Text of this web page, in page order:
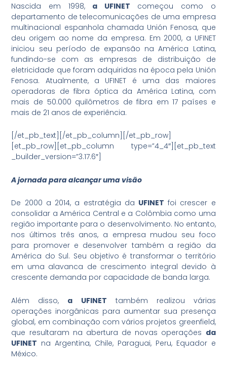
Nascida em 1998, a UFINET começou como o
departamento de telecomunicações de uma empresa
multinacional espanhola chamada Unión Fenosa, que
deu origem ao nome da empresa. Em 2000, a UFINET
iniciou seu período de expansão na América Latina,
fundindo-se com as empresas de distribuição de
eletricidade que foram adquiridas na época pela Unión
Fenosa. Atualmente, a UFINET é uma das maiores
operadoras de fibra óptica da América Latina, com
mais de 50.000 quilômetros de fibra em 17 países e
mais de 21 anos de experiência.
[/et_pb_text][/et_pb_column][/et_pb_row]
[et_pb_row][et_pb_column type=”4_4″][et_pb_text
_builder_version=”3.17.6″]
A jornada para alcançar uma visão
De 2000 a 2014, a estratégia da UFINET foi crescer e
consolidar a América Central e a Colômbia como uma
região importante para o desenvolvimento. No entanto,
nos últimos três anos, a empresa mudou seu foco
para promover e desenvolver também a região da
América do Sul. Seu objetivo é transformar o território
em uma alavanca de crescimento integral devido à
crescente demanda por capacidade de banda larga.
Além disso, a UFINET também realizou várias
operações inorgânicas para aumentar sua presença
global, em combinação com vários projetos greenfield,
que resultaram na abertura de novas operações da
UFINET na Argentina, Chile, Paraguai, Peru, Equador e
México.